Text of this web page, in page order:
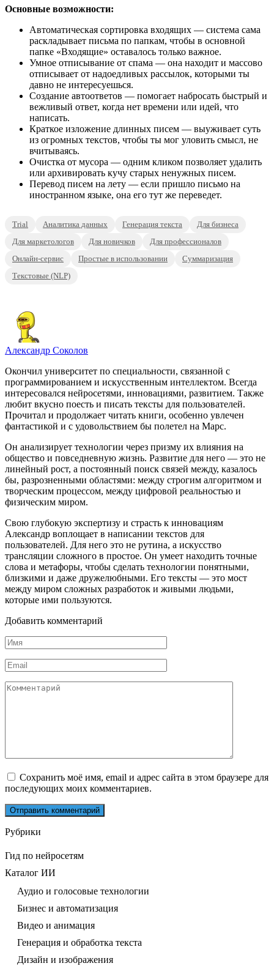
Основные возможности:
Автоматическая сортировка входящих — система сама
раскладывает письма по папкам, чтобы в основной
папке «Входящие» оставалось только важное.
Умное отписывание от спама — она находит и массово
отписывает от надоедливых рассылок, которыми ты
давно не интересуешься.
Создание автоответов — помогает набросать быстрый и
вежливый ответ, когда нет времени или идей, что
написать.
Краткое изложение длинных писем — выуживает суть
из огромных текстов, чтобы ты мог уловить смысл, не
вчитываясь.
Очистка от мусора — одним кликом позволяет удалить
или архивировать кучу старых ненужных писем.
Перевод писем на лету — если пришло письмо на
иностранном языке, она его тут же переведет.
Trial Аналитика данных Генерация текста
Для бизнеса
Для маркетологов
Для новичков
Для профессионалов
Онлайн-сервис
Простые в использовании
Суммаризация
Текстовые (NLP)
Александр Соколов
Окончил университет по специальности, связанной с
программированием и искусственным интеллектом. Всегда
интересовался нейросетями, инновациями, развитием. Также
любит вкусно поесть и писать тексты для пользователей.
Прочитал и продолжает читать книги, особенно увлечен
фантастикой и с удовольствием бы полетел на Марс.
Он анализирует технологии через призму их влияния на
общество и повседневную жизнь. Развитие для него — это не
линейный рост, а постоянный поиск связей между, казалось
бы, разрозненными областями: между строгим алгоритмом и
творческим процессом, между цифровой реальностью и
физическим миром.
Свою глубокую экспертизу и страсть к инновациям
Александр воплощает в написании текстов для
пользователей. Для него это не рутина, а искусство
трансляции сложного в простое. Он умеет находить точные
слова и метафоры, чтобы сделать технологии понятными,
близкими и даже дружелюбными. Его тексты — это мост
между миром сложных разработок и живыми людьми,
которые ими пользуются.
Добавить комментарий
Имя
*
Email
*
Комментарий
Сохранить моё имя, email и адрес сайта в этом браузере для
последующих моих комментариев.
Рубрики
Гид по нейросетям
Каталог ИИ
Аудио и голосовые технологии
Бизнес и автоматизация
Видео и анимация
Генерация и обработка текста
Дизайн и изображения